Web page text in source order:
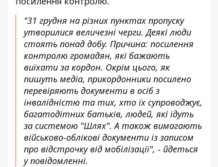
"31 грудня на різних пунктах пропуску
утворилися величезні черги. Деякі люди
стоять понад добу. Причина: посилення
контролю громадян, які бажають
виїхати за кордон. Окрім цього, як
пишуть медіа, прикордонники посилено
перевіряють документи в осіб з
інвалідністю та тих, хто їх супроводжує,
багатодітних батьків, людей, які їдуть
за системою "Шлях". А також вимагають
військово-облікові документи із записом
про відстрочку від мобілізації", - йдеться
у повідомленні.